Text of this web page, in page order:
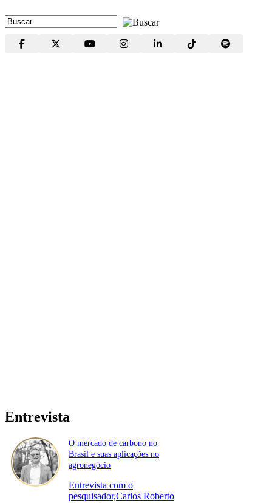
Entrevista
O mercado de carbono no
Brasil e suas aplicações no
agronegócio
Entrevista com o
pesquisador,Carlos Roberto